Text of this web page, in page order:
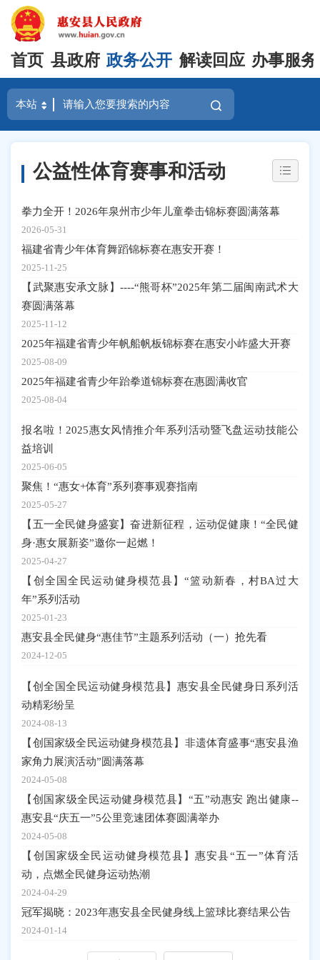
首页 县政府 政务公开 解读回应 办事服务
公益性体育赛事和活动
拳力全开！2026年泉州市少年儿童拳击锦标赛圆满落幕
2026-05-31
福建省青少年体育舞蹈锦标赛在惠安开赛！
2025-11-25
【武聚惠安承文脉】----“熊哥杯”2025年第二届闽南武术大
赛圆满落幕
2025-11-12
2025年福建省青少年帆船帆板锦标赛在惠安小岞盛大开赛
2025-08-09
2025年福建省青少年跆拳道锦标赛在惠圆满收官
2025-08-04
报名啦！2025惠女风情推介年系列活动暨飞盘运动技能公
益培训
2025-06-05
聚焦！“惠女+体育”系列赛事观赛指南
2025-05-27
【五一全民健身盛宴】奋进新征程，运动促健康！“全民健
身·惠女展新姿”邀你一起燃！
2025-04-27
【创全国全民运动健身模范县】“篮动新春，村BA过大
年”系列活动
2025-01-23
惠安县全民健身“惠佳节”主题系列活动（一）抢先看
2024-12-05
【创全国全民运动健身模范县】惠安县全民健身日系列活
动精彩纷呈
2024-08-13
【创国家级全民运动健身模范县】非遗体育盛事“惠安县渔
家角力展演活动”圆满落幕
2024-05-08
【创国家级全民运动健身模范县】“五”动惠安 跑出健康--
惠安县“庆五一”5公里竞速团体赛圆满举办
2024-05-08
【创国家级全民运动健身模范县】惠安县“五一”体育活
动，点燃全民健身运动热潮
2024-04-29
冠军揭晓：2023年惠安县全民健身线上篮球比赛结果公告
2024-01-14